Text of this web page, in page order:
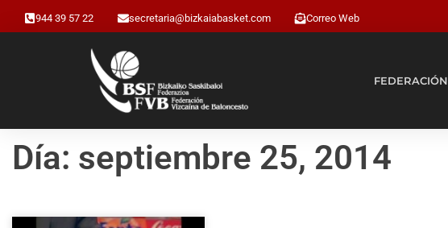
944 39 57 22 secretaria@bizkaiabasket.com Correo Web
FEDERACIÓN
Día: septiembre 25, 2014